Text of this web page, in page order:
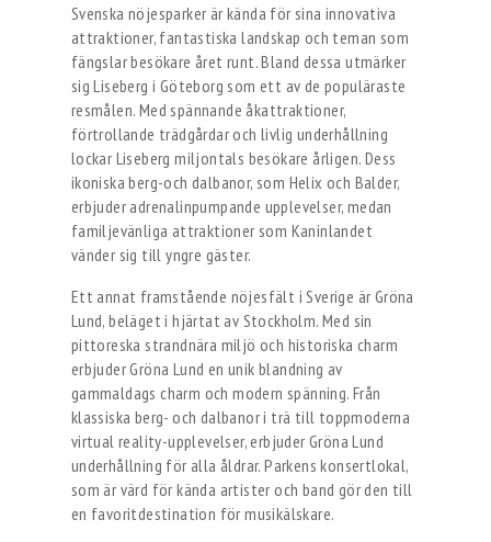
Svenska nöjesparker är kända för sina innovativa
attraktioner, fantastiska landskap och teman som
fängslar besökare året runt. Bland dessa utmärker
sig Liseberg i Göteborg som ett av de populäraste
resmålen. Med spännande åkattraktioner,
förtrollande trädgårdar och livlig underhållning
lockar Liseberg miljontals besökare årligen. Dess
ikoniska berg-och dalbanor, som Helix och Balder,
erbjuder adrenalinpumpande upplevelser, medan
familjevänliga attraktioner som Kaninlandet
vänder sig till yngre gäster.
Ett annat framstående nöjesfält i Sverige är Gröna
Lund, beläget i hjärtat av Stockholm. Med sin
pittoreska strandnära miljö och historiska charm
erbjuder Gröna Lund en unik blandning av
gammaldags charm och modern spänning. Från
klassiska berg- och dalbanor i trä till toppmoderna
virtual reality-upplevelser, erbjuder Gröna Lund
underhållning för alla åldrar. Parkens konsertlokal,
som är värd för kända artister och band gör den till
en favoritdestination för musikälskare.